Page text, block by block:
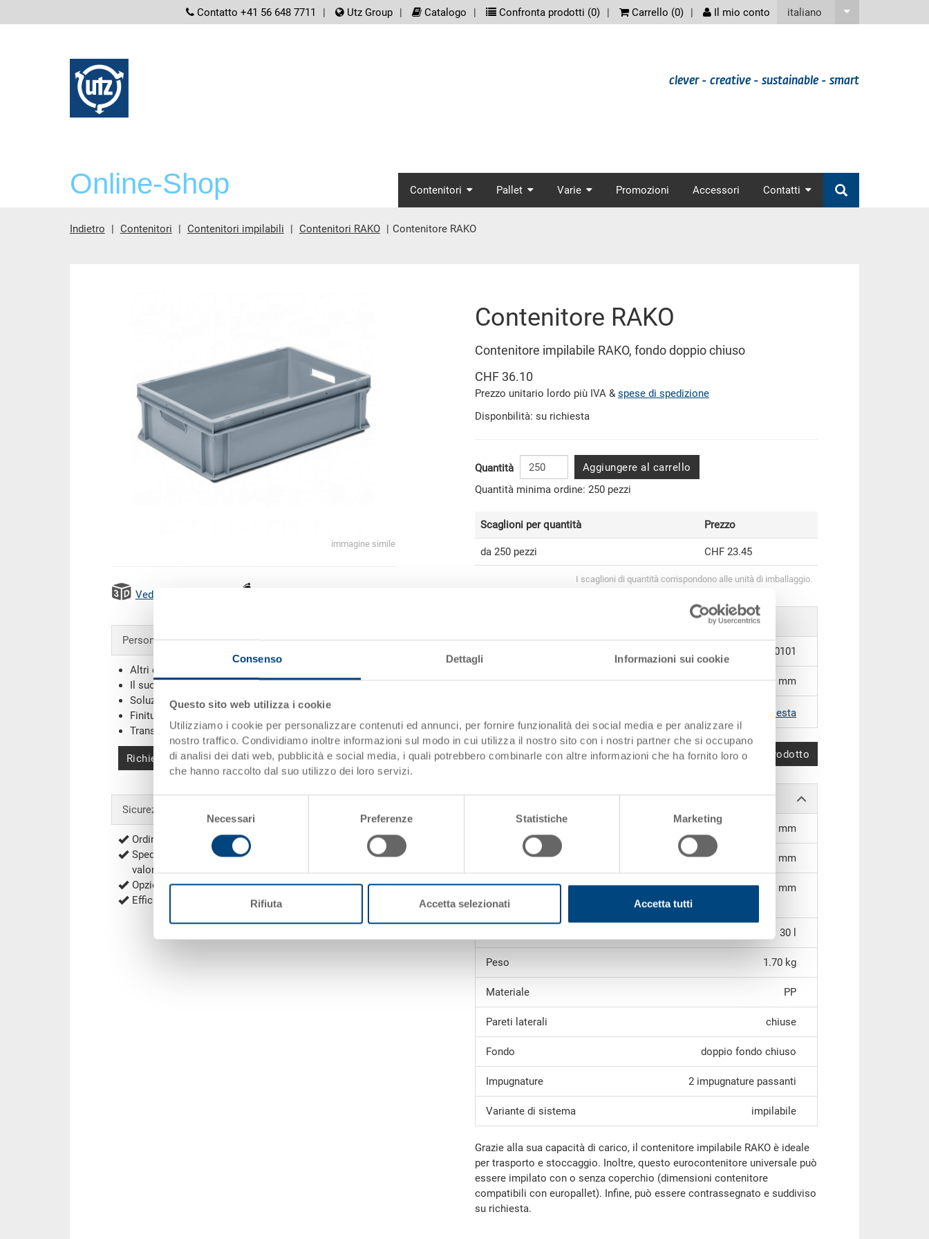
Consenso Dettagli Informazioni sui cookie
Questo sito web utilizza i cookie
Utilizziamo i cookie per personalizzare contenuti ed annunci, per fornire funzionalità dei social media e per analizzare il
nostro traffico. Condividiamo inoltre informazioni sul modo in cui utilizza il nostro sito con i nostri partner che si occupano
di analisi dei dati web, pubblicità e social media, i quali potrebbero combinarle con altre informazioni che ha fornito loro o
che hanno raccolto dal suo utilizzo dei loro servizi.
consenso
Necessari Preferenze Statistiche Marketing
Rifiuta Accetta selezionati Accetta tutti
italiano
screenreader.meta_nav
Contatto +41 56 648 7711 Utz Group Catalogo Confronta prodotti (0) Carrello (0) Il mio conto
clever - creative - sustainable - smart
Online-Shop screenreader.main_nav
Contenitori Pallet Varie Promozioni Accessori Contatti
Indietro Contenitori Contenitori impilabili Contenitori RAKO Contenitore RAKO
immagine simile
Vedi animazione 3D
Personalizzazioni - la nostra specialità
Altri colori
Il suo logo / etichette
Soluzioni individuali
Finiture
Transponder (RFID) / Barcodes(Esempi)
Richiedi offerta
Sicurezza & ordini
Ordini sicuri con la cifratura
Spedizione gratuita per ordini a partire da 1'000.00 CHF
valore netto (eccezioni secondoSpese di spedizione)
Opzioni di pagamento: fattura, pagamento anticipato
Efficienza energetica e sostenibilità della produzione
Contenitore RAKO
Contenitore impilabile RAKO, fondo doppio chiuso
CHF 36.10
Prezzo unitario lordo più IVA & spese di spedizione
Disponbilità: su richiesta
Quantità
Aggiungere al carrello
Quantità minima ordine: 250 pezzi
Scaglioni per quantità Prezzo
da 250 pezzi CHF 23.45
I scaglioni di quantità corrispondono alle unità di imballaggio.
3-308Z-72-V.7000.0101
Dimensioni esterne: 600 x 400 x 170 mm
Altri colori su richiesta
Richiedi offerta Confronta prodotto
Dati tecnici
558 x 358 x 151 mm
Altezza effettiva 138 mm
Altezza di
impilamento
155 mm
30 l
Peso 1.70 kg
Materiale PP
Pareti laterali chiuse
Fondo doppio fondo chiuso
Impugnature 2 impugnature passanti
Variante di sistema impilabile
Grazie alla sua capacità di carico, il contenitore impilabile RAKO è ideale
per trasporto e stoccaggio. Inoltre, questo eurocontenitore universale può
essere impilato con o senza coperchio (dimensioni contenitore
compatibili con europallet). Infine, può essere contrassegnato e suddiviso
su richiesta.